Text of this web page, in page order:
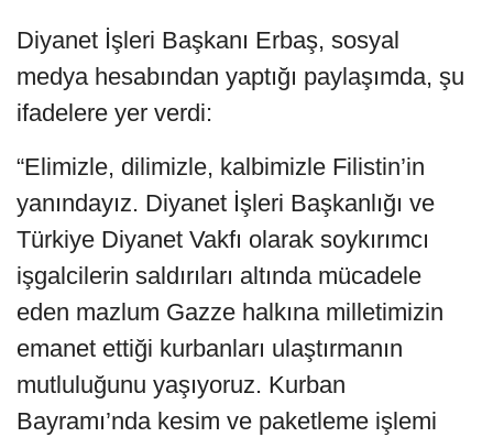
Diyanet İşleri Başkanı Erbaş, sosyal
medya hesabından yaptığı paylaşımda, şu
ifadelere yer verdi:
“Elimizle, dilimizle, kalbimizle Filistin’in
yanındayız. Diyanet İşleri Başkanlığı ve
Türkiye Diyanet Vakfı olarak soykırımcı
işgalcilerin saldırıları altında mücadele
eden mazlum Gazze halkına milletimizin
emanet ettiği kurbanları ulaştırmanın
mutluluğunu yaşıyoruz. Kurban
Bayramı’nda kesim ve paketleme işlemi